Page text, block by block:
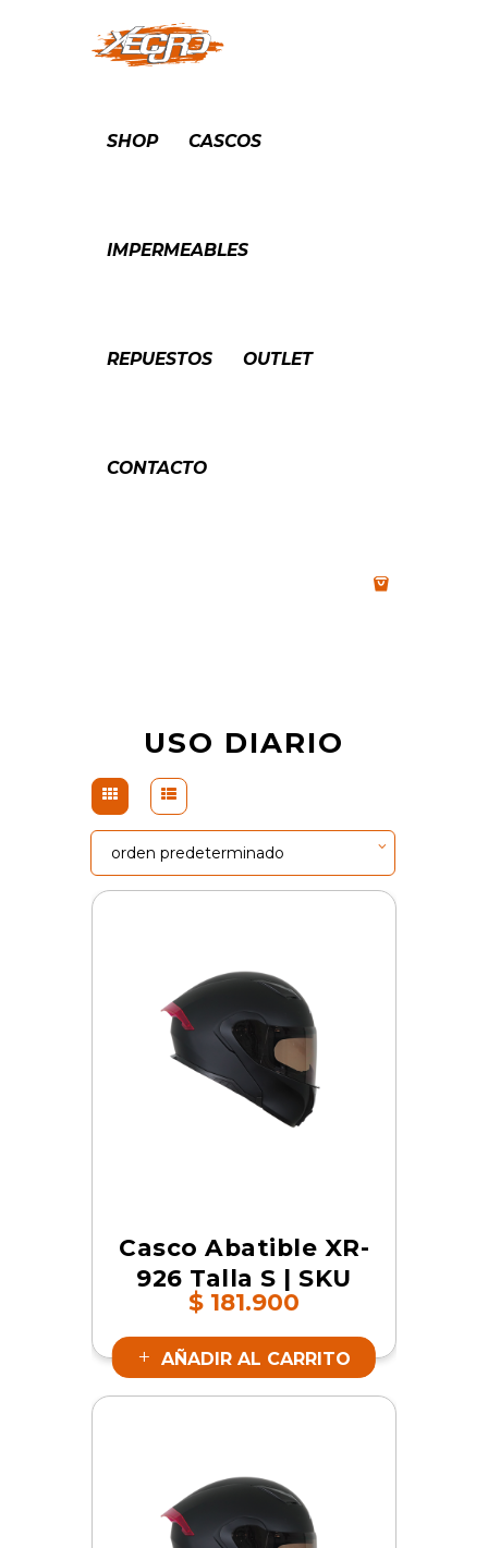
SHOP CASCOS
IMPERMEABLES
REPUESTOS OUTLET
CONTACTO
USO DIARIO
Casco Abatible XR-
926 Talla S | SKU
16657
$ 181.900
AÑADIR AL CARRITO